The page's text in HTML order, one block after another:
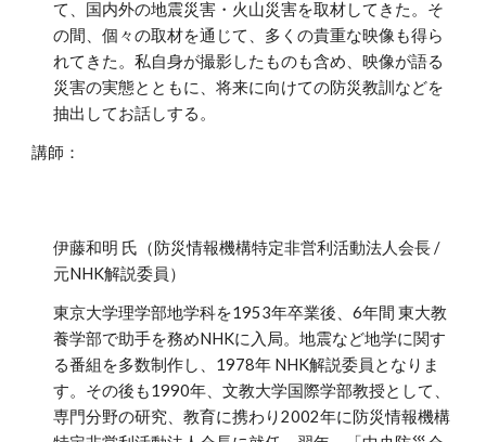
て、国内外の地震災害・火山災害を取材してきた。そ
の間、個々の取材を通じて、多くの貴重な映像も得ら
れてきた。私自身が撮影したものも含め、映像が語る
災害の実態とともに、将来に向けての防災教訓などを
抽出してお話しする。
講師：
伊藤和明 氏（防災情報機構特定非営利活動法人会長 /
元NHK解説委員）
東京大学理学部地学科を1953年卒業後、6年間 東大教
養学部で助手を務めNHKに入局。地震など地学に関す
る番組を多数制作し、1978年 NHK解説委員となりま
す。その後も1990年、文教大学国際学部教授として、
専門分野の研究、教育に携わり2002年に防災情報機構